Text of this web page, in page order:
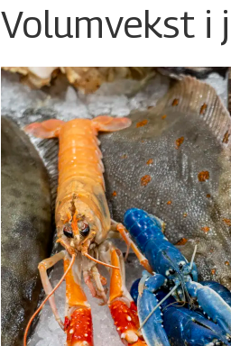
Volumvekst i